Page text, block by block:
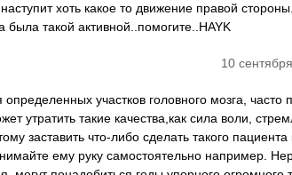
хоть какое то движение правой
такой активной..помогите..HAYK
10
участков головного мозга, часто
утратить такие качества,как сила воли,
заставить что-либо сделать такого пациента
ему руку самостоятельно например.